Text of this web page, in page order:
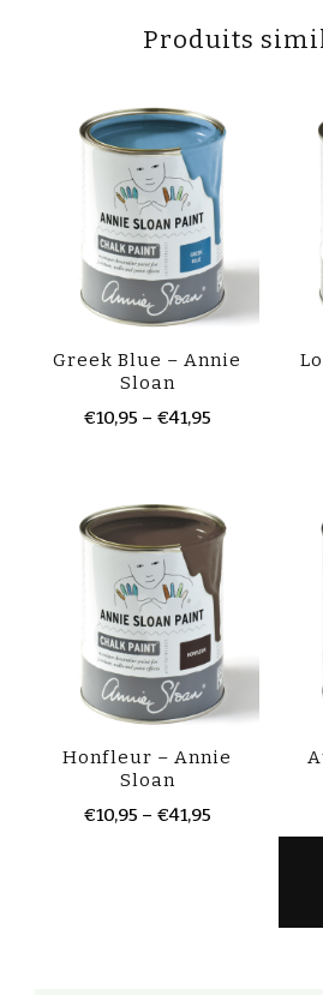
Produits
Greek Blue – Annie
Sloan
€10,95 – €41,95
Honfleur – Annie
Sloan
€10,95 – €41,95